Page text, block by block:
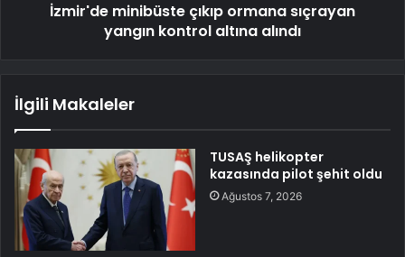
İzmir'de minibüste çıkıp ormana sıçrayan
yangın kontrol altına alındı
İlgili Makaleler
TUSAŞ helikopter
kazasında pilot şehit oldu
Ağustos 7, 2026